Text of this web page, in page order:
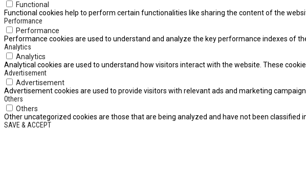
Functional
Functional cookies help to perform certain functionalities like sharing the content of the
Performance
Performance
Performance cookies are used to understand and analyze the key performance indexes of
Analytics
Analytics
Analytical cookies are used to understand how visitors interact with the website. These
Advertisement
Advertisement
Advertisement cookies are used to provide visitors with relevant ads and marketing
Others
Others
Other uncategorized cookies are those that are being analyzed and have not been classified
SAVE & ACCEPT